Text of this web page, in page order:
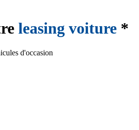
leasing voiture *
d'occasion